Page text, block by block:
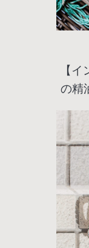
【
の精
ラ
く
る？